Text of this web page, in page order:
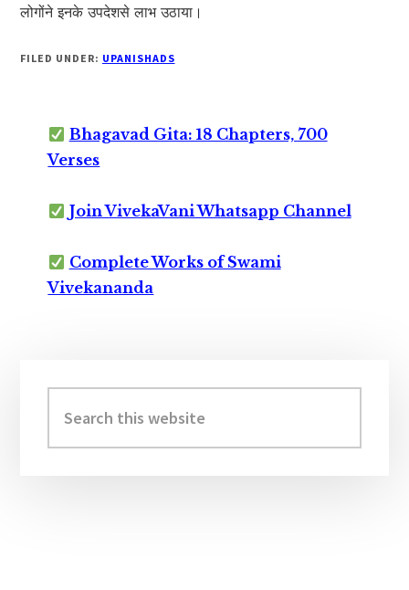
लोगोंने इनके उपदेशसे लाभ उठाया।
FILED UNDER: UPANISHADS
Bhagavad Gita: 18 Chapters, 700
Verses
Join VivekaVani Whatsapp Channel
Complete Works of Swami
Vivekananda
Sidebar
this
website